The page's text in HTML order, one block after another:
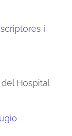
i
Hospital